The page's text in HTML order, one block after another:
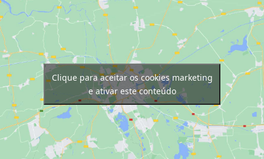
Clique para aceitar os cookies marketing
e ativar este conteúdo